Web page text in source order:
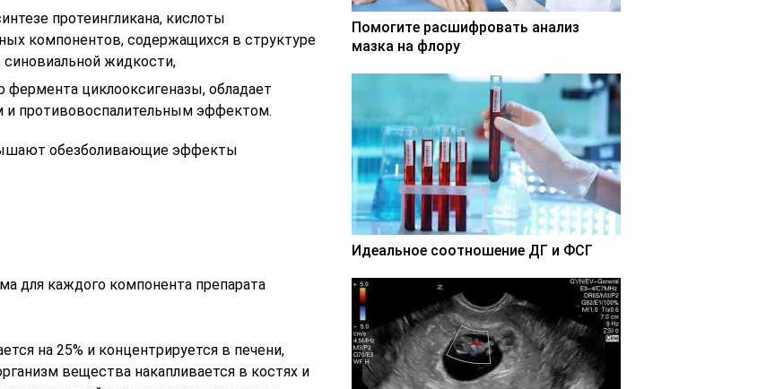
протеингликана, кислоты
компонентов, содержащихся в структуре
синовиальной жидкости,
циклооксигеназы, обладает
противовоспалительным эффектом.
обезболивающие эффекты
для каждого компонента препарата
на 25% и концентрируется в печени,
вещества накапливается в костях и
Помогите расшифровать анализ
мазка на флору
Идеальное соотношение ДГ и ФСГ